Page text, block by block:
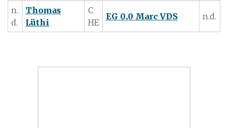
n.
d.
Thomas
Lüthi
C
HE
EG 0,0 Marc VDS n.d.